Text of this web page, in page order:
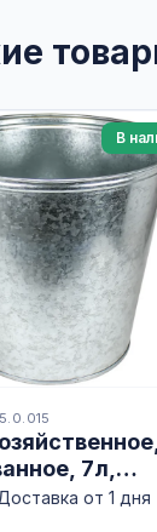
В
7л,
от 1 дня